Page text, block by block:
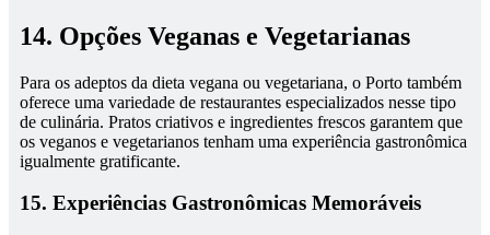
14. Opções Veganas e Vegetarianas
Para os adeptos da dieta vegana ou vegetariana, o Porto também
oferece uma variedade de restaurantes especializados nesse tipo
de culinária. Pratos criativos e ingredientes frescos garantem que
os veganos e vegetarianos tenham uma experiência gastronômica
igualmente gratificante.
15. Experiências Gastronômicas Memoráveis